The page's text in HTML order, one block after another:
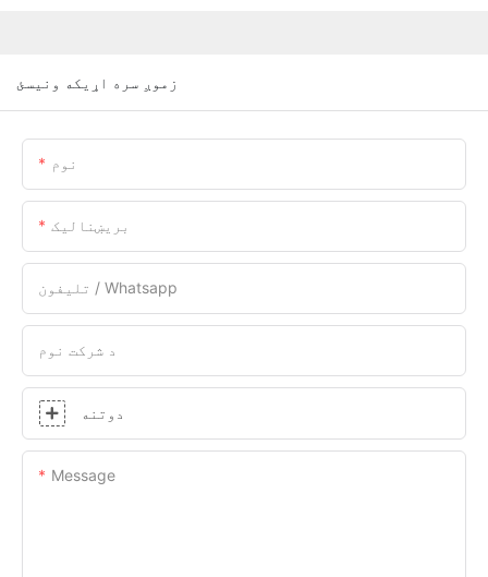
زموږ سره اړیکه ونیسئ
نوم
بریښنالیک
تلیفون / Whatsapp
د شرکت نوم
دوتنه
Message